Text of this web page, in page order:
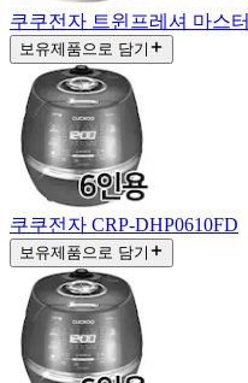
쿠쿠전자 트윈프레셔 마스
보유제품으로 담기
쿠쿠전자 CRP-DHP0610FD
보유제품으로 담기